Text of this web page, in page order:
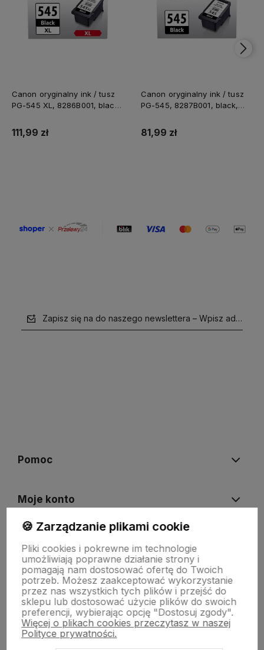
Canon oryginalny ink / tusz
PG-545 XL, 8286B001, black,
111,99 zł
Canon oryginalny ink / tusz
PG-545, 8287B001, black,
81,99 zł
Zapisz się na do naszego newslettera – Wpisz adres e-
Pomoc
Moje konto
O nas
🍪 Zarządzanie plikami cookie
Pliki cookies i pokrewne im technologie
umożliwiają poprawne działanie strony i
pomagają nam dostosować ofertę do Twoich
potrzeb. Możesz zaakceptować wykorzystanie
przez nas wszystkich tych plików i przejść do
sklepu lub dostosować użycie plików do swoich
preferencji, wybierając opcję "Dostosuj zgody".
Więcej o plikach cookies przeczytasz w naszej
Polityce prywatności.